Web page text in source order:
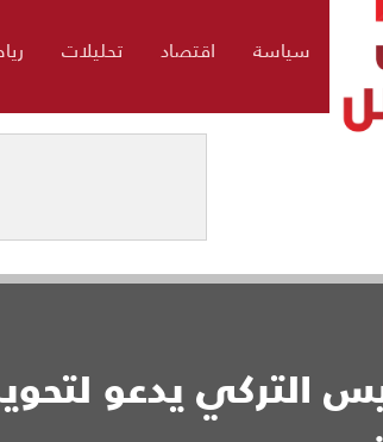
سياسة اقتصاد تحليلات
التركي يدعو